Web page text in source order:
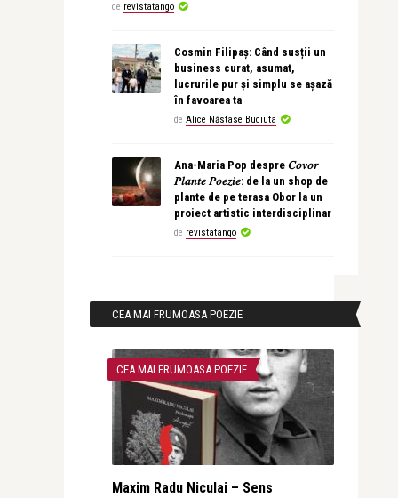
de revistatango
Cosmin Filipaș: Când susții un
business curat, asumat,
lucrurile pur și simplu se așază
în favoarea ta
de Alice Năstase Buciuta
Ana-Maria Pop despre 𝐶𝑜𝑣𝑜𝑟
𝑃𝑙𝑎𝑛𝑡𝑒 𝑃𝑜𝑒𝑧𝑖𝑒: de la un shop de
plante de pe terasa Obor la un
proiect artistic interdisciplinar
de revistatango
CEA MAI FRUMOASA POEZIE
CEA MAI FRUMOASA POEZIE
Maxim Radu Niculai – Sens